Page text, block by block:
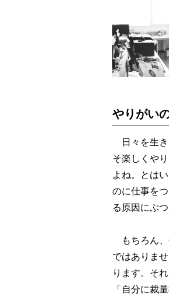
やりがい
日々を生き
そ楽しくや
よね。とは
のに仕事を
る原因にぶ
もちろん、
ではありま
ります。そ
「自分に裁